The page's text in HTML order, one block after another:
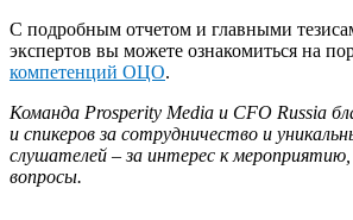
С подробным отчетом и главными
экспертов вы можете ознакомиться на
компетенций ОЦО.
Команда Prosperity Media и CFO Russia
и спикеров за сотрудничество и
слушателей – за интерес к
вопросы.